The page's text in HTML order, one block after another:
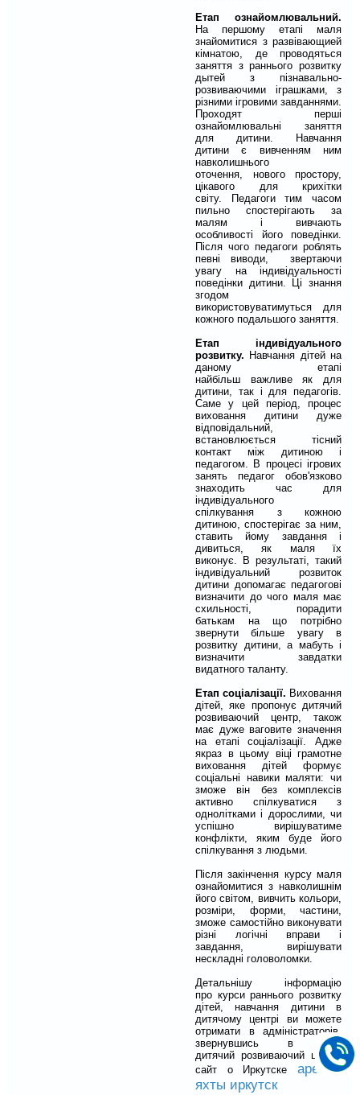
Етап ознайомлювальний.
На першому етапі маля
знайомитися з развівающией
кімнатою, де проводяться
заняття з раннього розвитку
дытей з пізнавально-
розвиваючими іграшками, з
різними ігровими завданнями.
Проходят перші
ознайомлювальні заняття
для дитини. Навчання
дитини є вивченням ним
навколишнього
оточення, нового простору,
цікавого для крихітки
світу. Педагоги тим часом
пильно спостерігають за
малям і вивчають
особливості його поведінки.
Після чого педагоги роблять
певні виводи, звертаючи
увагу на індивідуальності
поведінки дитини. Ці знання
згодом
використовуватимуться для
кожного подальшого заняття.
Етап індивідуального
розвитку. Навчання дітей на
даному етапі
найбільш важливе як для
дитини, так і для педагогів.
Саме у цей період, процес
виховання дитини дуже
відповідальний,
встановлюється тісний
контакт між дитиною і
педагогом. В процесі ігрових
занять педагог обов'язково
знаходить час для
індивідуального
спілкування з кожною
дитиною, спостерігає за ним,
ставить йому завдання і
дивиться, як маля їх
виконує. В результаті, такий
індивідуальний розвиток
дитини допомагає педагогові
визначити до чого маля має
схильності, порадити
батькам на що потрібно
звернути більше увагу в
розвитку дитини, а мабуть і
визначити завдатки
видатного таланту.
Етап соціалізації. Виховання
дітей, яке пропонує дитячий
розвиваючий центр, також
має дуже ваговите значення
на
етапі соціалізації. Адже
якраз в цьому віці грамотне
виховання дітей формує
соціальні навики маляти: чи
зможе він без комплексів
активно спілкуватися з
однолітками і дорослими, чи
успішно вирішуватиме
конфлікти, яким буде його
спілкування з людьми.
Після закінчення курсу маля
ознайомитися з навколишнім
його світом, вивчить кольори,
розміри, форми, частини,
зможе самостійно виконувати
різні логічні вправи і
завдання, вирішувати
нескладні головоломки.
Детальнішу інформацію
про курси раннього розвитку
дітей, навчання дитини в
дитячому центрі ви можете
отримати в адміністраторів,
звернувшись в наш
дитячий розвиваючий центр,
сайт о Иркутске аренда
яхты иркутск